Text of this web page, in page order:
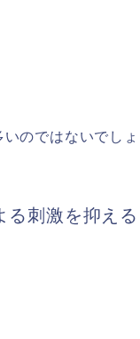
のではないでしょ
る刺激を抑える